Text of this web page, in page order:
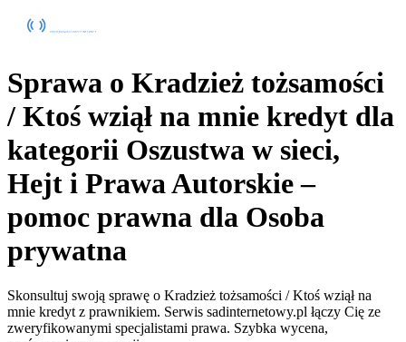
Sprawa o Kradzież tożsamości
/ Ktoś wziął na mnie kredyt dla
kategorii Oszustwa w sieci,
Hejt i Prawa Autorskie –
pomoc prawna dla Osoba
prywatna
Skonsultuj swoją sprawę o Kradzież tożsamości / Ktoś wziął na
mnie kredyt z prawnikiem. Serwis sadinternetowy.pl łączy Cię ze
zweryfikowanymi specjalistami prawa. Szybka wycena,